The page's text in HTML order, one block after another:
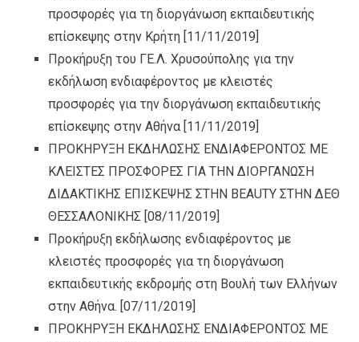
προσφορές για τη διοργάνωση εκπαιδευτικής
επίσκεψης στην Κρήτη [11/11/2019]
Προκήρυξη του ΓΕ.Λ. Χρυσούπολης για την
εκδήλωση ενδιαφέροντος με κλειστές
προσφορές για την διοργάνωση εκπαιδευτικής
επίσκεψης στην Αθήνα [11/11/2019]
ΠΡΟΚΗΡΥΞΗ ΕΚΔΗΛΩΣΗΣ ΕΝΔΙΑΦΕΡΟΝΤΟΣ ΜΕ
ΚΛΕΙΣΤΕΣ ΠΡΟΣΦΟΡΕΣ ΓΙΑ ΤΗΝ ΔΙΟΡΓΑΝΩΣΗ
ΔΙΔΑΚΤΙΚΗΣ ΕΠΙΣΚΕΨΗΣ ΣΤΗΝ BEAUTY ΣΤΗΝ ΔΕΘ
ΘΕΣΣΑΛΟΝΙΚΗΣ [08/11/2019]
Προκήρυξη εκδήλωσης ενδιαφέροντος με
κλειστές προσφορές για τη διοργάνωση
εκπαιδευτικής εκδρομής στη Βουλή των Ελλήνων
στην Αθήνα. [07/11/2019]
ΠΡΟΚΗΡΥΞΗ ΕΚΔΗΛΩΣΗΣ ΕΝΔΙΑΦΕΡΟΝΤΟΣ ΜΕ